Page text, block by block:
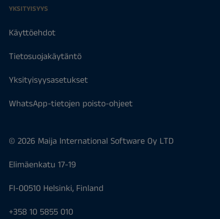
YKSITYISYYS
Käyttöehdot
Tietosuojakäytäntö
Yksityisyysasetukset
WhatsApp-tietojen poisto-ohjeet
© 2026 Maija International Software Oy LTD
Elimäenkatu 17-19
FI-00510 Helsinki, Finland
+358 10 5855 010